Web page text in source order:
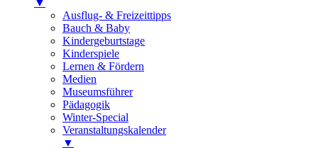
▼
Ausflug- & Freizeittipps
Bauch & Baby
Kindergeburtstage
Kinderspiele
Lernen & Fördern
Medien
Museumsführer
Pädagogik
Winter-Special
Veranstaltungskalender
▼